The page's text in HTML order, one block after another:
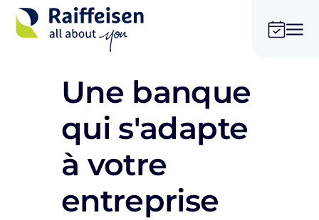
Une banque
qui s'adapte
à votre
entreprise